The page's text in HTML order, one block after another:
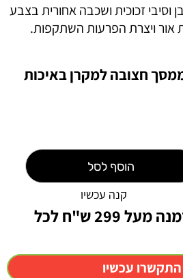
זכוכית ושכבה אחורית בצבע
אור ויצרת הפרעות השתקפות.
ממסך חצובה למקרן באיכות
הוסף לסל
קנה עכשיו
משלוחים חינם בהזמנה מעל 299 ש"ח לכל
התקשרו עכשיו